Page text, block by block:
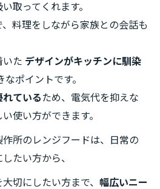
取ってくれます。
、料理をしながら家族との会話も
いた デザインがキッチンに馴染
なポイントです。
ている ため、電気代を抑えな
使い方ができます。
所のレンジフードは、日常の
たい方から、
切にしたい方まで、 幅広いニー